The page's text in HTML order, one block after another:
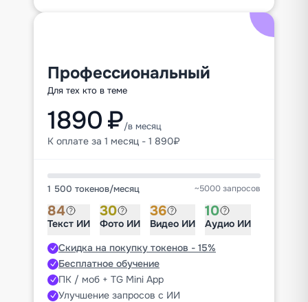
Профессиональный
Для тех кто в теме
1890 ₽/в месяц
К оплате за 1 месяц - 1 890₽
1 500 токенов/месяц ~5000 запросов
84
Текст ИИ
30
Фото ИИ
36
Видео ИИ
10
Аудио ИИ
Скидка на покупку токенов - 15%
Бесплатное обучение
ПК / моб + TG Mini App
Улучшение запросов с ИИ